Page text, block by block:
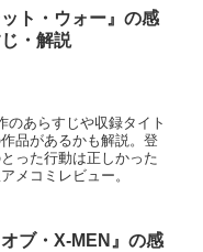
ット・ウォー』の感
・解説
のあらすじや収録タイト
品があるかも解説。登
った行動は正しかった
メコミレビュー。
オブ・X-MEN』の感